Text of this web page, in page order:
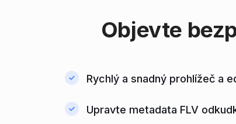
Objevte
Rychlý a snadný prohlížeč a
Upravte metadata FLV